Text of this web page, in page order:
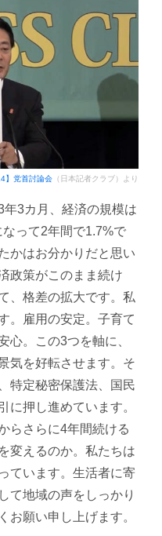
】党首討論会 （日本記者クラブ）より
年3カ月、経済の規模は
って2年間で1.7%で
かはお分かりだと思い
政策がこのまま続け
、格差の拡大です。私
。雇用の安定。子育て
心。この3つを軸に、
気を好転させます。そ
特定秘密保護法、国民
に押し進めています。
らさらに4年間続ける
変えるのか。私たちは
ています。生活者に寄
て地域の声をしっかり
お願い申し上げます。